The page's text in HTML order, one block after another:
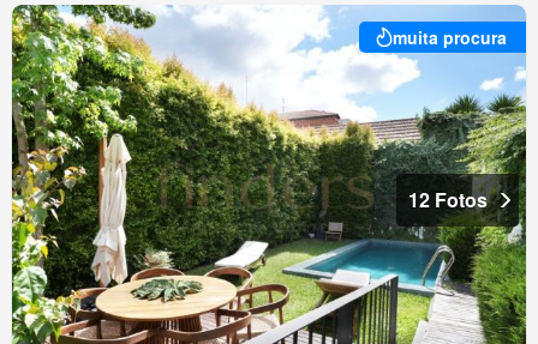
muita procura
12 Fotos